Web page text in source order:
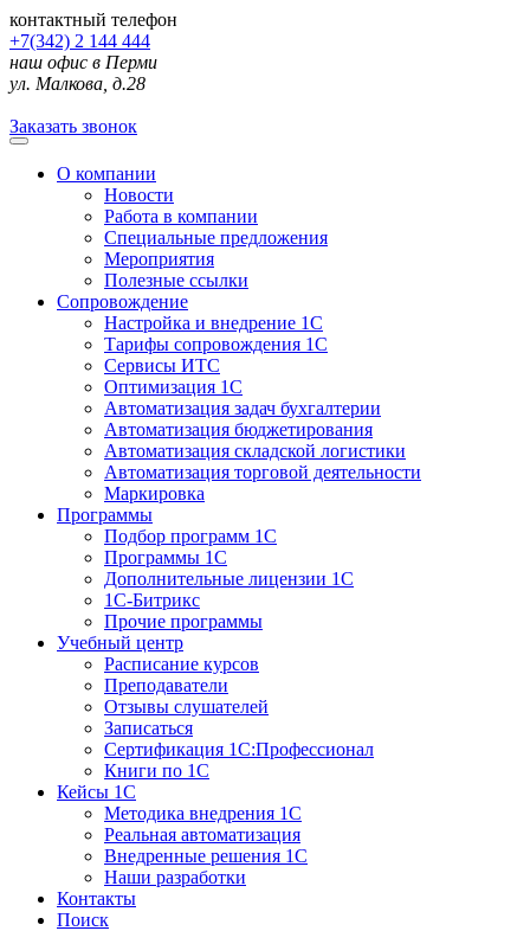
контактный телефон
+7(342) 2 144 444
наш офис в Перми
ул. Малкова, д.28
Заказать звонок
О компании
Новости
Работа в компании
Специальные предложения
Мероприятия
Полезные ссылки
Сопровождение
Настройка и внедрение 1С
Тарифы сопровождения 1С
Сервисы ИТС
Оптимизация 1С
Автоматизация задач бухгалтерии
Автоматизация бюджетирования
Автоматизация складской логистики
Автоматизация торговой деятельности
Маркировка
Программы
Подбор программ 1С
Программы 1С
Дополнительные лицензии 1С
1С-Битрикс
Прочие программы
Учебный центр
Расписание курсов
Преподаватели
Отзывы слушателей
Записаться
Сертификация 1С:Профессионал
Книги по 1С
Кейсы 1С
Методика внедрения 1С
Реальная автоматизация
Внедренные решения 1С
Наши разработки
Контакты
Поиск